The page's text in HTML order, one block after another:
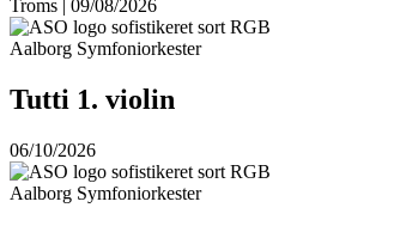
Troms | 09/08/2026
Aalborg Symfoniorkester
Tutti 1. violin
06/10/2026
Aalborg Symfoniorkester